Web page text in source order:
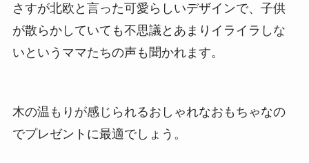
さすが北欧と言った可愛らしいデザインで、子供
が散らかしていても不思議とあまりイライラしな
いというママたちの声も聞かれます。
木の温もりが感じられるおしゃれなおもちゃなの
でプレゼントに最適でしょう。